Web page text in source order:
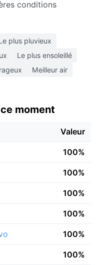
conditions
plus pluvieux
Le plus ensoleillé
Meilleur air
moment
Valeur
100%
100%
100%
100%
100%
100%